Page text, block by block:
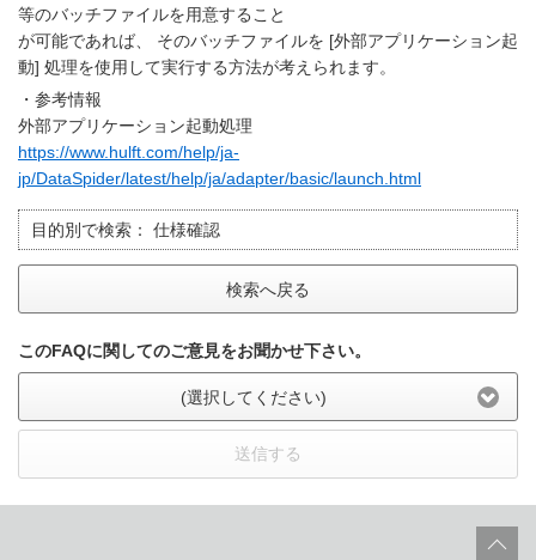
等のバッチファイルを用意すること
が可能であれば、 そのバッチファイルを [外部アプリケーション起
動] 処理を使用して実行する方法が考えられます。
・参考情報
外部アプリケーション起動処理
https://www.hulft.com/help/ja-
jp/DataSpider/latest/help/ja/adapter/basic/launch.html
目的別で検索： 仕様確認
検索へ戻る
このFAQに関してのご意見をお聞かせ下さい。
(選択してください)
送信する